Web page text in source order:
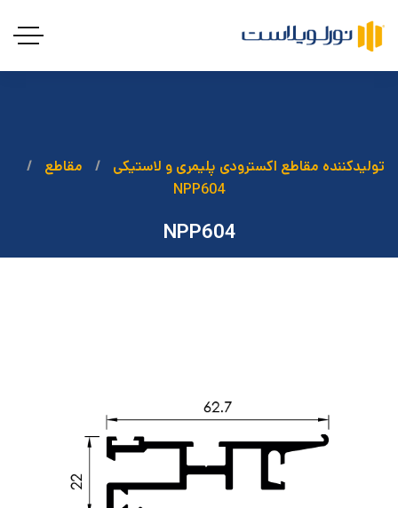
تولیدکننده مقاطع اکسترودی پلیمری و لاستیکی
مقاطع
NPP604
NPP604